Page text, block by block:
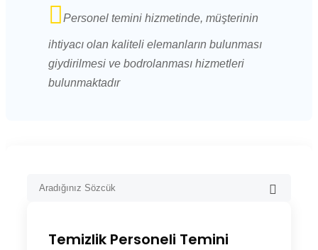
Personel temini hizmetinde, müşterinin
ihtiyacı olan kaliteli elemanların bulunması
giydirilmesi ve bodrolanması hizmetleri
bulunmaktadır
Temizlik Personeli Temini